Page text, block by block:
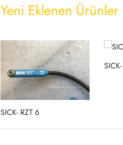
Yeni Eklenen Ürünler
SICK- RZT 6